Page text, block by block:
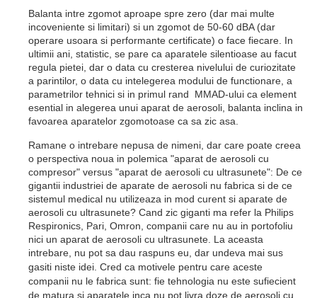
Balanta intre zgomot aproape spre zero (dar mai multe
incoveniente si limitari) si un zgomot de 50-60 dBA (dar
operare usoara si performante certificate) o face fiecare. In
ultimii ani, statistic, se pare ca aparatele silentioase au facut
regula pietei, dar o data cu cresterea nivelului de curiozitate
a parintilor, o data cu intelegerea modului de functionare, a
parametrilor tehnici si in primul rand MMAD-ului ca element
esential in alegerea unui aparat de aerosoli, balanta inclina in
favoarea aparatelor zgomotoase ca sa zic asa.
Ramane o intrebare nepusa de nimeni, dar care poate creea
o perspectiva noua in polemica "aparat de aerosoli cu
compresor" versus "aparat de aerosoli cu ultrasunete": De ce
gigantii industriei de aparate de aerosoli nu fabrica si de ce
sistemul medical nu utilizeaza in mod curent si aparate de
aerosoli cu ultrasunete? Cand zic giganti ma refer la Philips
Respironics, Pari, Omron, companii care nu au in portofoliu
nici un aparat de aerosoli cu ultrasunete. La aceasta
intrebare, nu pot sa dau raspuns eu, dar undeva mai sus
gasiti niste idei. Cred ca motivele pentru care aceste
companii nu le fabrica sunt: fie tehnologia nu este sufiecient
de matura si aparatele inca nu pot livra doze de aerosoli cu